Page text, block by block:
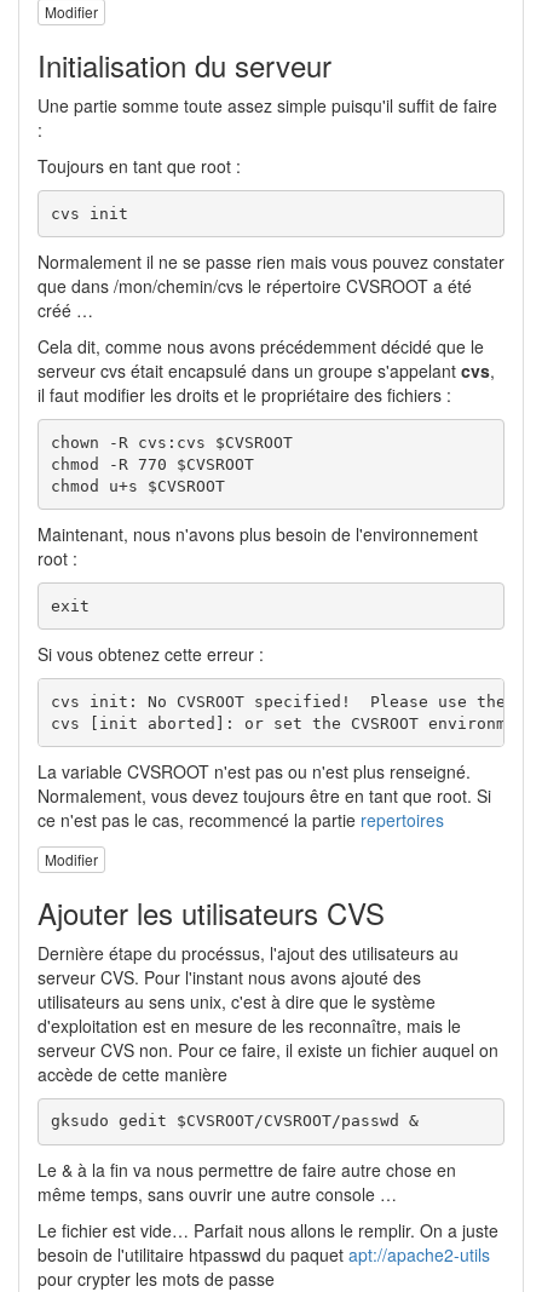
Modifier
Initialisation du serveur
Une partie somme toute assez simple puisqu'il suffit de faire
:
Toujours en tant que root :
cvs init
Normalement il ne se passe rien mais vous pouvez constater
que dans /mon/chemin/cvs le répertoire CVSROOT a été
créé …
Cela dit, comme nous avons précédemment décidé que le
serveur cvs était encapsulé dans un groupe s'appelant cvs,
il faut modifier les droits et le propriétaire des fichiers :
chown -R cvs:cvs $CVSROOT
chmod -R 770 $CVSROOT
chmod u+s $CVSROOT
Maintenant, nous n'avons plus besoin de l'environnement
root :
exit
Si vous obtenez cette erreur :
cvs init: No CVSROOT specified!  Please use the
cvs [init aborted]: or set the CVSROOT
La variable CVSROOT n'est pas ou n'est plus renseigné.
Normalement, vous devez toujours être en tant que root. Si
ce n'est pas le cas, recommencé la partie repertoires
Modifier
Ajouter les utilisateurs CVS
Dernière étape du procéssus, l'ajout des utilisateurs au
serveur CVS. Pour l'instant nous avons ajouté des
utilisateurs au sens unix, c'est à dire que le système
d'exploitation est en mesure de les reconnaître, mais le
serveur CVS non. Pour ce faire, il existe un fichier auquel on
accède de cette manière
gksudo gedit $CVSROOT/CVSROOT/passwd &
Le & à la fin va nous permettre de faire autre chose en
même temps, sans ouvrir une autre console …
Le fichier est vide… Parfait nous allons le remplir. On a juste
besoin de l'utilitaire htpasswd du paquet apt://apache2-utils
pour crypter les mots de passe